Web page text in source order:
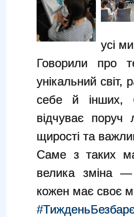
усі
Говорили
унікальний світ,
себе й інших,
відчуває поруч
щирості та
Саме з таких
велика зміна —
кожен має своє